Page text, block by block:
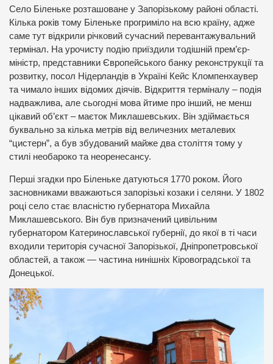
Село Біленьке розташоване у Запорізькому районі області.
Кілька років тому Біленьке прогриміло на всю країну, адже
саме тут відкрили річковий сучасний перевантажувальний
термінал. На урочисту подію приїздили тодішній прем’єр-
міністр, представники Європейського банку реконструкції та
розвитку, посол Нідерландів в Україні Кейс Кломпенхаувер
та чимало інших відомих діячів. Відкриття терміналу – подія
надважлива, але сьогодні мова йтиме про інший, не менш
цікавий об’єкт – маєток Миклашевських. Він здіймається
буквально за кілька метрів від величезних металевих
“цистерн”, а був збудований майже два століття тому у
стилі необароко та неоренесансу.
Перші згадки про Біленьке датуються 1770 роком. Його
засновниками вважаються запорізькі козаки і селяни. У 1802
році село стає власністю губернатора Михайла
Миклашевського. Він був призначений цивільним
губернатором Катеринославської губернії, до якої в ті часи
входили територія сучасної Запорізької, Дніпропетровської
областей, а також — частина нинішніх Кіровоградської та
Донецької.